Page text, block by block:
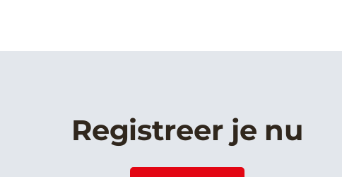
Registreer je nu